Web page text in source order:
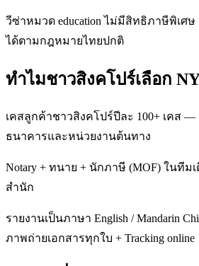
วีซ่าหมวด education ไม่มีสิทธิภาษีพิเศ
ได้ตามกฎหมายไทยปกติ
ทำไมชาวสิงคโปร์เลือก
เคสลูกค้าชาวสิงคโปร์ปีละ 100+ เคส —
ธนาคารและหน่วยงานต้นทาง
Notary + ทนาย + นักภาษี (MOF) ในทีม
สำนัก
รายงานเป็นภาษา English / Mandarin
ภาพถ่ายเอกสารทุกใบ + Tracking online